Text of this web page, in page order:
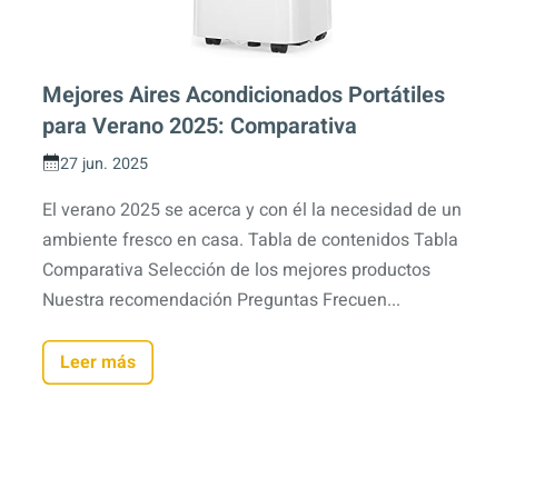
Mejores Aires Acondicionados Portátiles
para Verano 2025: Comparativa
27 jun. 2025
El verano 2025 se acerca y con él la necesidad de un
ambiente fresco en casa. Tabla de contenidos Tabla
Comparativa Selección de los mejores productos
Nuestra recomendación Preguntas Frecuen...
Leer más